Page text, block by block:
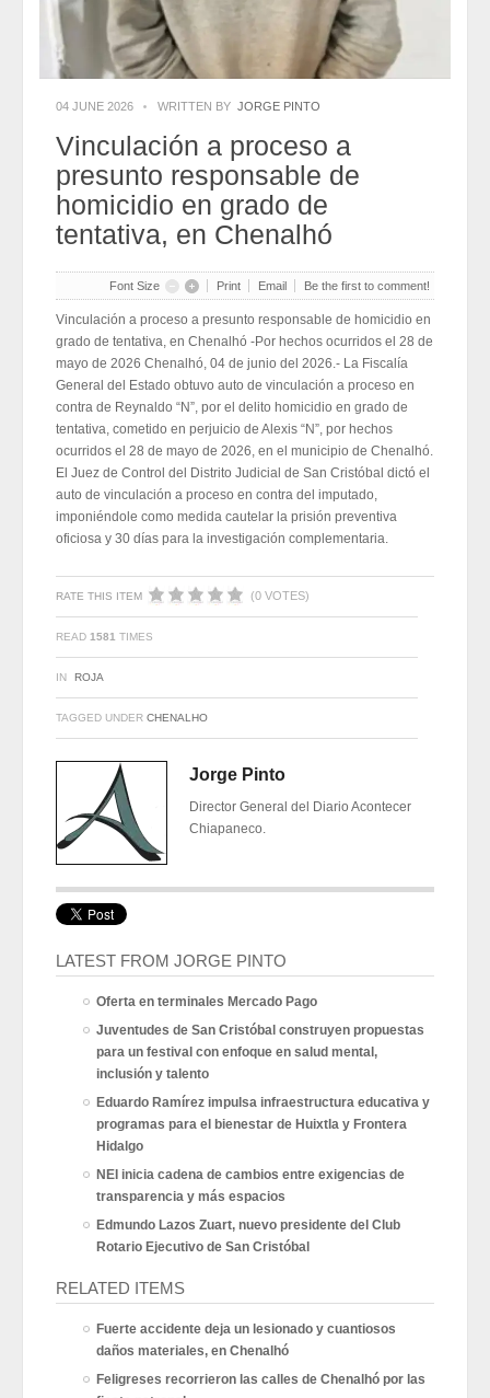
Edmundo Lazos Zuart, nuevo presidente del Club
Rotario Ejecutivo de San Cristóbal
2026-07-31
Edmundo Lazos Zuart, nuevo presidente del Club
Rotario Ejecutivo de San Cristóbal
04 JUNE 2026 WRITTEN BY JORGE PINTO
Vinculación a proceso a
presunto responsable de
homicidio en grado de
tentativa, en Chenalhó
Font Size Print Email Be the first to comment!
Vinculación a proceso a presunto responsable de homicidio en
grado de tentativa, en Chenalhó -Por hechos ocurridos el 28 de
mayo de 2026 Chenalhó, 04 de junio del 2026.- La Fiscalía
General del Estado obtuvo auto de vinculación a proceso en
contra de Reynaldo “N”, por el delito homicidio en grado de
tentativa, cometido en perjuicio de Alexis “N”, por hechos
ocurridos el 28 de mayo de 2026, en el municipio de Chenalhó.
El Juez de Control del Distrito Judicial de San Cristóbal dictó el
auto de vinculación a proceso en contra del imputado,
imponiéndole como medida cautelar la prisión preventiva
oficiosa y 30 días para la investigación complementaria.
RATE THIS ITEM (0 VOTES)
READ 1581 TIMES
IN ROJA
TAGGED UNDER CHENALHO
Jorge Pinto
Director General del Diario Acontecer
Chiapaneco.
LATEST FROM JORGE PINTO
Oferta en terminales Mercado Pago
Juventudes de San Cristóbal construyen propuestas
para un festival con enfoque en salud mental,
inclusión y talento
Eduardo Ramírez impulsa infraestructura educativa y
programas para el bienestar de Huixtla y Frontera
Hidalgo
NEI inicia cadena de cambios entre exigencias de
transparencia y más espacios
Edmundo Lazos Zuart, nuevo presidente del Club
Rotario Ejecutivo de San Cristóbal
RELATED ITEMS
Fuerte accidente deja un lesionado y cuantiosos
daños materiales, en Chenalhó
Feligreses recorrieron las calles de Chenalhó por las